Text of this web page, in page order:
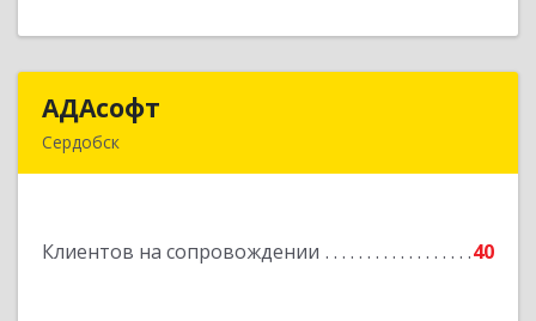
АДАсофт
Сердобск
Клиентов на сопровождении 40
Подробнее